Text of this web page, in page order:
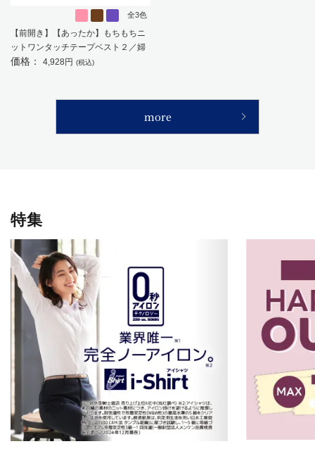
全3色
【前開き】【あったか】もちもちニ
ットワンタッチテープベスト２／婦
人用／レディース／高齢者／シニア
価格： 4,928円 (税込)
more
特集